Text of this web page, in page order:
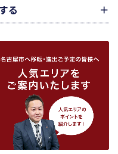
委託を受けた不動産の所有者そ
記載された個人情報、その他適
約管理、売買取引にあっては契
用します。
スの紹介並びにお客様にとって
を紹介するためのダイレクトメ
ち住所、氏名、電話番号、メー
このための利用は、お客様から
る
地図
から検索